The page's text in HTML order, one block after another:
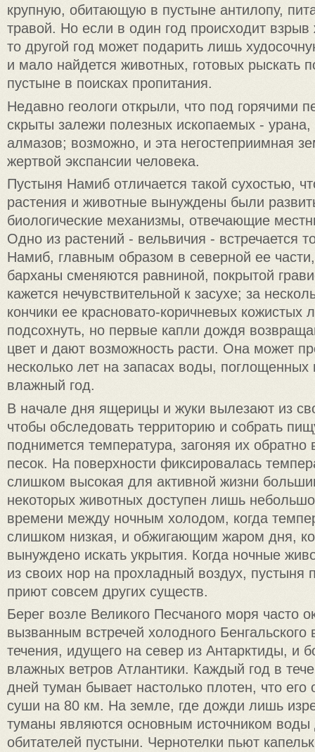
крупную, обитающую в пустыне антилопу,
травой. Но если в один год происходит взрыв
то другой год может подарить лишь
и мало найдется животных, готовых рыскать
пустыне в поисках пропитания.
Недавно геологи открыли, что под горячими
скрыты залежи полезных ископаемых -
алмазов; возможно, и эта негостеприимная
жертвой экспансии человека.
Пустыня Намиб отличается такой сухостью,
растения и животные вынуждены были
биологические механизмы, отвечающие
Одно из растений - вельвичия - встречается
Намиб, главным образом в северной ее
барханы сменяются равниной, покрытой
кажется нечувствительной к засухе; за
кончики ее красновато-коричневых кожистых
подсохнуть, но первые капли дождя
цвет и дают возможность расти. Она может
несколько лет на запасах воды,
влажный год.
В начале дня ящерицы и жуки вылезают из
чтобы обследовать территорию и собрать
поднимется температура, загоняя их
песок. На поверхности фиксировалась
слишком высокая для активной жизни
некоторых животных доступен лишь
времени между ночным холодом, когда
слишком низкая, и обжигающим жаром дня,
вынуждено искать укрытия. Когда ночные
из своих нор на прохладный воздух, пустыня
приют совсем других существ.
Берег возле Великого Песчаного моря часто
вызванным встречей холодного Бенгальского
течения, идущего на север из Антарктиды, и
влажных ветров Атлантики. Каждый год в
дней туман бывает настолько плотен, что его
суши на 80 км. На земле, где дожди лишь
туманы являются основным источником воды
обитателей пустыни. Чернотелки пьют